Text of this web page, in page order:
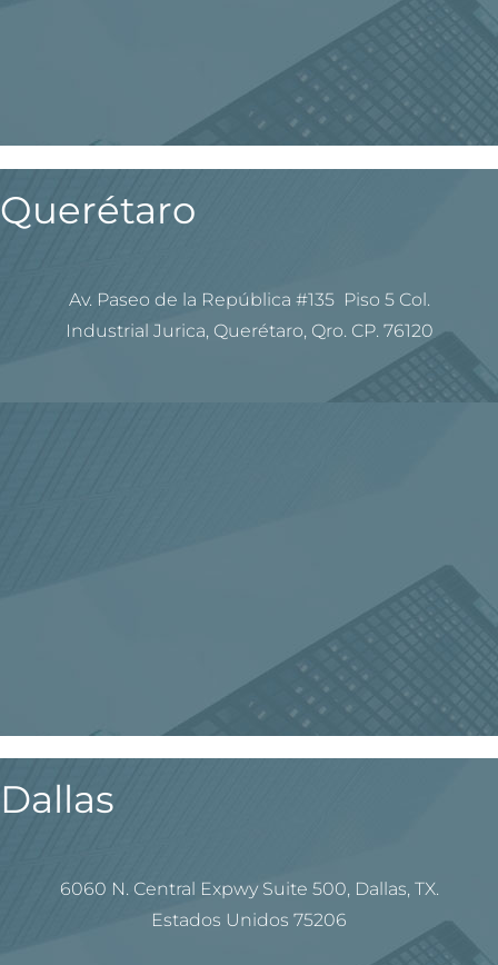
Querétaro
Av. Paseo de la República #135 Piso 5 Col.
Industrial Jurica, Querétaro, Qro. CP. 76120
Dallas
6060 N. Central Expwy Suite 500, Dallas, TX.
Estados Unidos 75206